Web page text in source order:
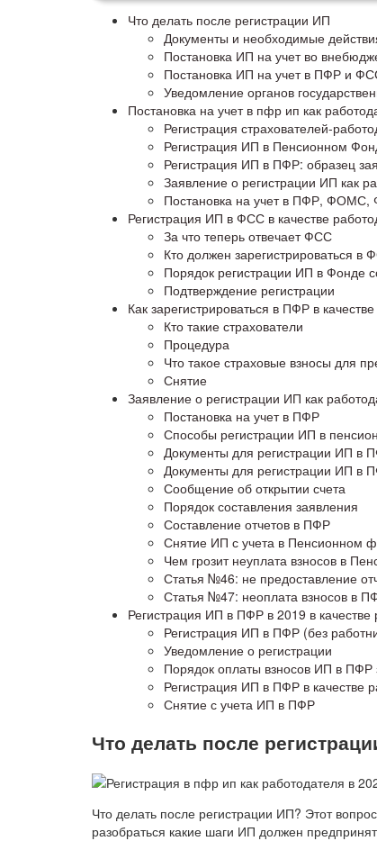
Что делать после регистрации ИП
Документы и необходимые
Постановка ИП на учет во
Постановка ИП на учет в ПФР и
Уведомление органов
Постановка на учет в пфр ип как
Регистрация страхователей-
Регистрация ИП в Пенсионном
Регистрация ИП в ПФР: образец
Заявление о регистрации ИП как
Постановка на учет в ПФР,
Регистрация ИП в ФСС в качестве
За что теперь отвечает ФСС
Кто должен зарегистрироваться в
Порядок регистрации ИП в Фонде
Подтверждение регистрации
Как зарегистрироваться в ПФР в
Кто такие страхователи
Процедура
Что такое страховые взносы для
Снятие
Заявление о регистрации ИП как
Постановка на учет в ПФР
Способы регистрации ИП в
Документы для регистрации ИП в
Документы для регистрации ИП в
Сообщение об открытии счета
Порядок составления заявления
Составление отчетов в ПФР
Снятие ИП с учета в Пенсионном
Чем грозит неуплата взносов в
Статья №46: не предоставление
Статья №47: неоплата взносов в
Регистрация ИП в ПФР в 2019 в
Регистрация ИП в ПФР (без
Уведомление о регистрации
Порядок оплаты взносов ИП в ПФР
Регистрация ИП в ПФР в качестве
Снятие с учета ИП в ПФР
Что делать после
Что делать после регистрации ИП? Этот
разобраться какие шаги ИП должен